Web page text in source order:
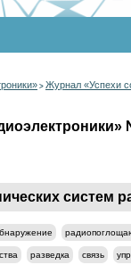
> Журнал «Успехи
систем
разведка связь